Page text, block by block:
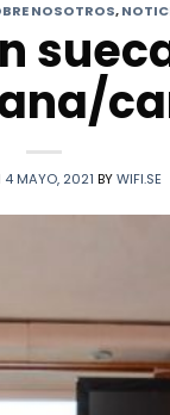
NOSOTROS,
4 MAYO, 2021 BYWIFI.SE